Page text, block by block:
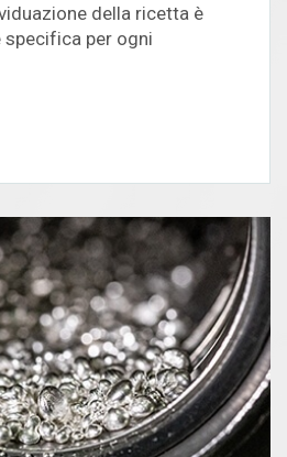
della ricetta è
per ogni